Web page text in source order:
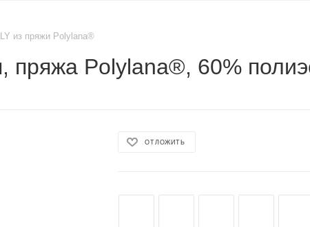
из пряжи Polylana®
пряжа Polylana®, 60%
ОТЛОЖИТЬ